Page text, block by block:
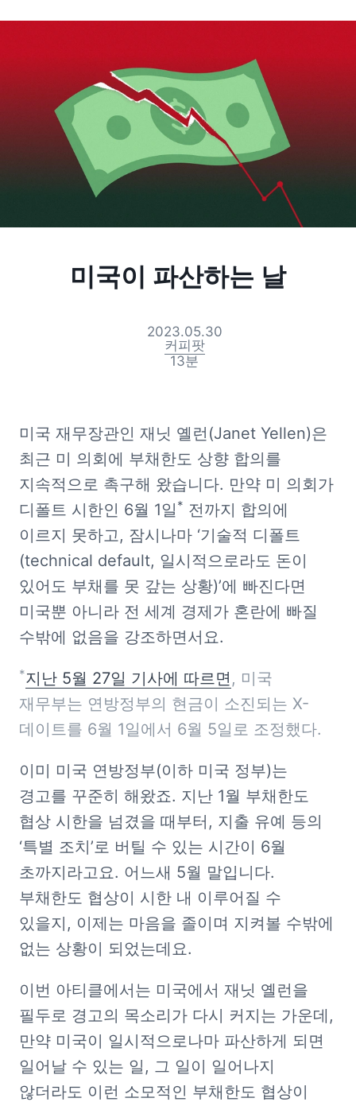
미국이 파산하는 날
2023.05.30
커피팟
13분
미국 재무장관인 재닛 옐런(Janet Yellen)은
최근 미 의회에 부채한도 상향 합의를
지속적으로 촉구해 왔습니다. 만약 미 의회가
디폴트 시한인 6월 1일 * 전까지 합의에
이르지 못하고, 잠시나마 ‘기술적 디폴트
(technical default, 일시적으로라도 돈이
있어도 부채를 못 갚는 상황)’에 빠진다면
미국뿐 아니라 전 세계 경제가 혼란에 빠질
수밖에 없음을 강조하면서요.
*지난 5월 27일 기사에 따르면 , 미국
재무부는 연방정부의 현금이 소진되는 X-
데이트를 6월 1일에서 6월 5일로 조정했다.
이미 미국 연방정부(이하 미국 정부)는
경고를 꾸준히 해왔죠. 지난 1월 부채한도
협상 시한을 넘겼을 때부터, 지출 유예 등의
‘특별 조치’로 버틸 수 있는 시간이 6월
초까지라고요. 어느새 5월 말입니다.
부채한도 협상이 시한 내 이루어질 수
있을지, 이제는 마음을 졸이며 지켜볼 수밖에
없는 상황이 되었는데요.
이번 아티클에서는 미국에서 재닛 옐런을
필두로 경고의 목소리가 다시 커지는 가운데,
만약 미국이 일시적으로나마 파산하게 되면
일어날 수 있는 일, 그 일이 일어나지
않더라도 이런 소모적인 부채한도 협상이